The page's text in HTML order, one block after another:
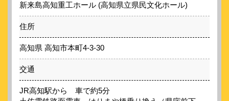
新来島高知重工ホール (高知県立県民文化ホール)
住所
高知県 高知市本町4-3‐30
交通
JR高知駅から 車で約5分